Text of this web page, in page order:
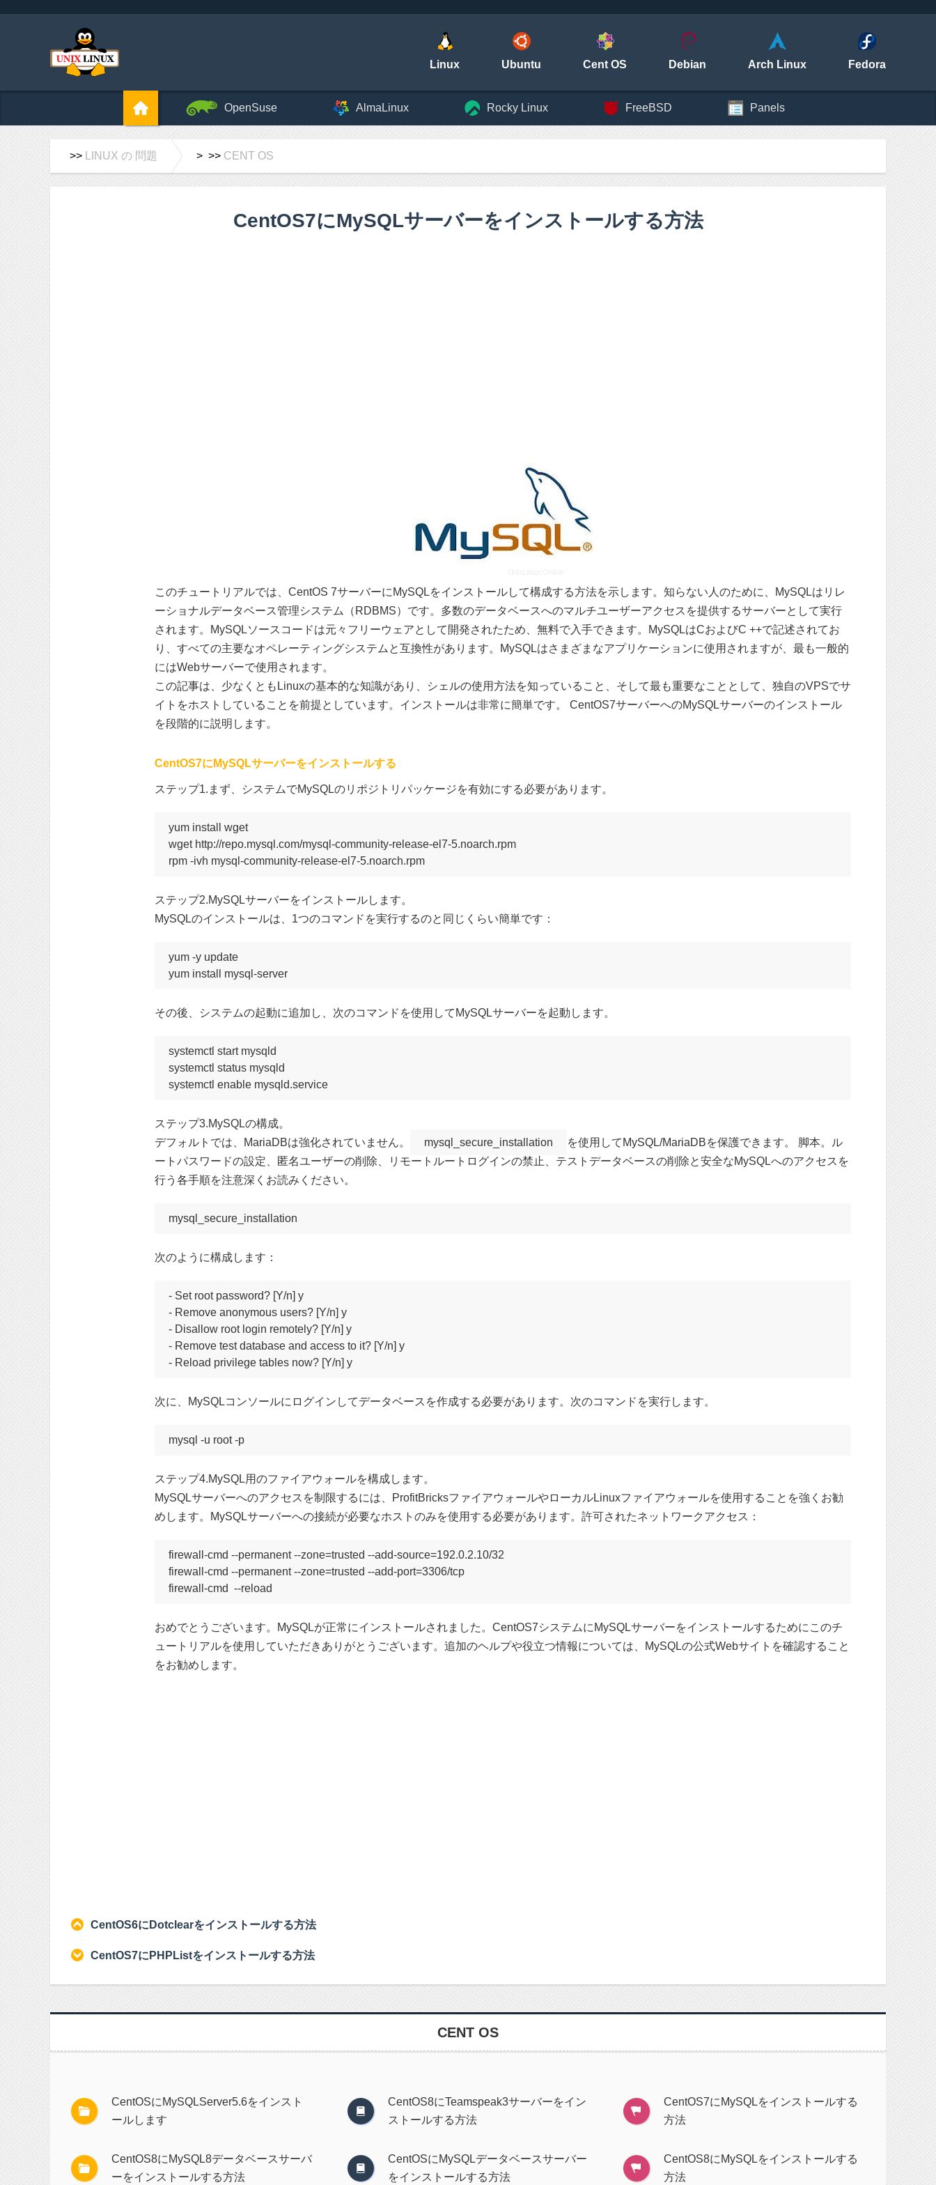
Linux Ubuntu Cent OS Debian Arch Linux Fedora
OpenSuse AlmaLinux Rocky Linux FreeBSD Panels
>> LINUX の 問題 > >> CENT OS
CentOS7にMySQLサーバーをインストールする方法
このチュートリアルでは、CentOS 7サーバーにMySQLをインストールして構成する方法を示します。知らない人のために、MySQLはリレ
ーショナルデータベース管理システム（RDBMS）です。多数のデータベースへのマルチユーザーアクセスを提供するサーバーとして実行
されます。MySQLソースコードは元々フリーウェアとして開発されたため、無料で入手できます。MySQLはCおよびC ++で記述されてお
り、すべての主要なオペレーティングシステムと互換性があります。MySQLはさまざまなアプリケーションに使用されますが、最も一般的
にはWebサーバーで使用されます。
この記事は、少なくともLinuxの基本的な知識があり、シェルの使用方法を知っていること、そして最も重要なこととして、独自のVPSでサ
イトをホストしていることを前提としています。インストールは非常に簡単です。 CentOS7サーバーへのMySQLサーバーのインストール
を段階的に説明します。
CentOS7にMySQLサーバーをインストールする
ステップ1.まず、システムでMySQLのリポジトリパッケージを有効にする必要があります。
yum install wget
wget http://repo.mysql.com/mysql-community-release-el7-5.noarch.rpm
rpm -ivh mysql-community-release-el7-5.noarch.rpm
ステップ2.MySQLサーバーをインストールします。
MySQLのインストールは、1つのコマンドを実行するのと同じくらい簡単です：
yum -y update
yum install mysql-server
その後、システムの起動に追加し、次のコマンドを使用してMySQLサーバーを起動します。
systemctl start mysqld
systemctl status mysqld
systemctl enable mysqld.service
ステップ3.MySQLの構成。
デフォルトでは、MariaDBは強化されていません。
mysql_secure_installation
を使用してMySQL/MariaDBを保護できます。 脚本。ル
ートパスワードの設定、匿名ユーザーの削除、リモートルートログインの禁止、テストデータベースの削除と安全なMySQLへのアクセスを
行う各手順を注意深くお読みください。
mysql_secure_installation
次のように構成します：
- Set root password? [Y/n] y
- Remove anonymous users? [Y/n] y
- Disallow root login remotely? [Y/n] y
- Remove test database and access to it? [Y/n] y
- Reload privilege tables now? [Y/n] y
次に、MySQLコンソールにログインしてデータベースを作成する必要があります。次のコマンドを実行します。
mysql -u root -p
ステップ4.MySQL用のファイアウォールを構成します。
MySQLサーバーへのアクセスを制限するには、ProfitBricksファイアウォールやローカルLinuxファイアウォールを使用することを強くお勧
めします。MySQLサーバーへの接続が必要なホストのみを使用する必要があります。許可されたネットワークアクセス：
firewall-cmd --permanent --zone=trusted --add-source=192.0.2.10/32
firewall-cmd --permanent --zone=trusted --add-port=3306/tcp
firewall-cmd  --reload
おめでとうございます。MySQLが正常にインストールされました。CentOS7システムにMySQLサーバーをインストールするためにこのチ
ュートリアルを使用していただきありがとうございます。追加のヘルプや役立つ情報については、MySQLの公式Webサイトを確認すること
をお勧めします。
CentOS6にDotclearをインストールする方法
CentOS7にPHPListをインストールする方法
CENT OS
CentOSにMySQLServer5.6をインスト
ールします
CentOS8にMySQL8データベースサーバ
ーをインストールする方法
CentOS8にTeamspeak3サーバーをイン
ストールする方法
CentOSにMySQLデータベースサーバー
をインストールする方法
CentOS7にMySQLをインストールする
方法
CentOS8にMySQLをインストールする
方法